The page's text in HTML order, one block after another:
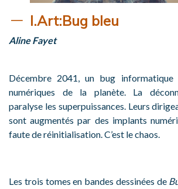
I.Art:Bug bleu
Aline Fayet
Décembre 2041, un bug informatique
numériques de la planète. La
paralyse les superpuissances. Leurs
sont augmentés par des implants
faute de réinitialisation. C’est le chaos.
Les trois tomes en bandes dessinées de